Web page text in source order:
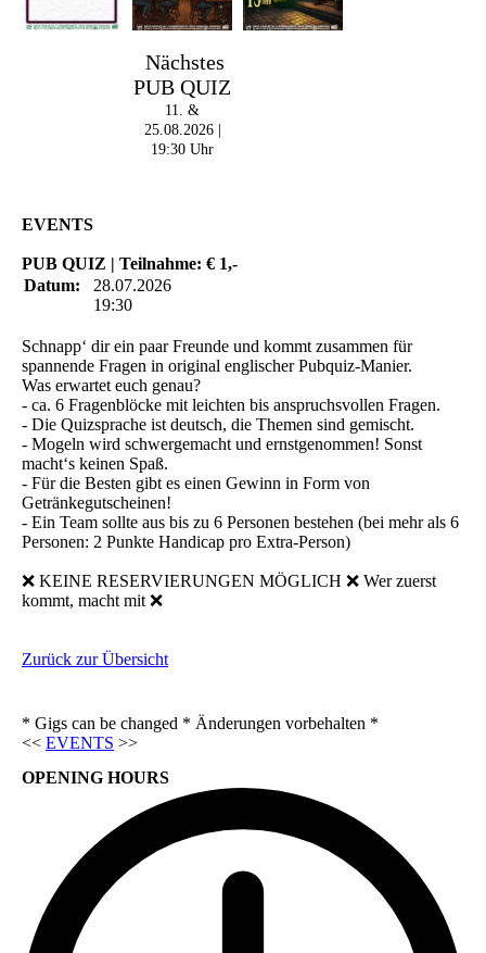
Nächstes
PUB QUIZ
11. &
25.08.2026 |
19:30 Uhr
EVENTS
PUB QUIZ | Teilnahme: € 1,-
Datum:
28.07.2026
19:30
Schnapp‘ dir ein paar Freunde und kommt zusammen für
spannende Fragen in original englischer Pubquiz-Manier.
Was erwartet euch genau?
- ca. 6 Fragenblöcke mit leichten bis anspruchsvollen Fragen.
- Die Quizsprache ist deutsch, die Themen sind gemischt.
- Mogeln wird schwergemacht und ernstgenommen! Sonst
macht‘s keinen Spaß.
- Für die Besten gibt es einen Gewinn in Form von
Getränkegutscheinen!
- Ein Team sollte aus bis zu 6 Personen bestehen (bei mehr als 6
Personen: 2 Punkte Handicap pro Extra-Person)
❌ KEINE RESERVIERUNGEN MÖGLICH ❌ Wer zuerst
kommt, macht mit ❌
Zurück zur Übersicht
* Gigs can be changed * Änderungen vorbehalten *
<< EVENTS >>
OPENING HOURS